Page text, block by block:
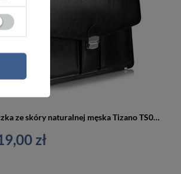
Teczka ze skóry naturalnej męska Tizano TS02 aktówka A4 czarna
zł